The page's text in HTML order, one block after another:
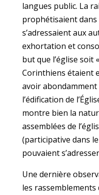
langues public. La
prophétisaient dans
s’adressaient aux
exhortation et
but que l’église soit
Corinthiens étaient
avoir
l’édification de
montre bien la
assemblées de
(participative dans
pouvaient
Une dernière
les rassemblements